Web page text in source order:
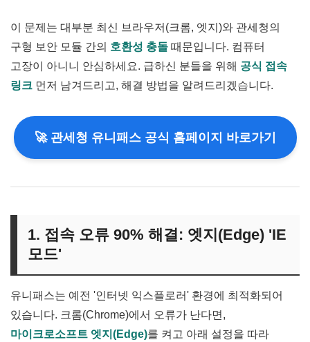
이 문제는 대부분 최신 브라우저(크롬, 엣지)와 관세청의
구형 보안 모듈 간의 호환성 충돌 때문입니다. 컴퓨터
고장이 아니니 안심하세요. 급하신 분들을 위해 공식 접속
링크 먼저 남겨드리고, 해결 방법을 알려드리겠습니다.
🚀 관세청 유니패스 공식 홈페이지 바로가기
1. 접속 오류 90% 해결: 엣지(Edge) 'IE
모드'
유니패스는 예전 '인터넷 익스플로러' 환경에 최적화되어
있습니다. 크롬(Chrome)에서 오류가 난다면,
마이크로소프트 엣지(Edge)를 켜고 아래 설정을 따라